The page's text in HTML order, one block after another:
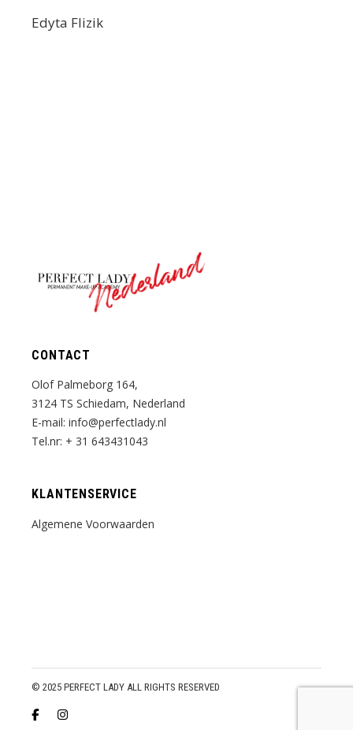
Edyta Flizik
Nederland
CONTACT
Olof Palmeborg 164,
3124 TS Schiedam, Nederland
E-mail:info@perfectlady.nl
Tel.nr: + 31 643431043
KLANTENSERVICE
Algemene Voorwaarden
© 2025 PERFECT LADY ALL RIGHTS RESERVED